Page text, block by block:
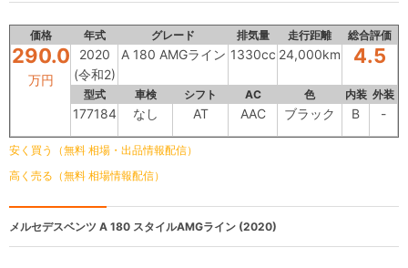
価格 年式 グレード 排気量 走行距離 総合評価
290.0
万円
2020
(令和2)
A 180 AMGライン 1330cc 24,000km 4.5
型式 車検 シフト AC 色 内装 外装
177184 なし AT AAC ブラック B -
安く買う（無料 相場・出品情報配信）
高く売る（無料 相場情報配信）
メルセデスベンツ A 180 スタイルAMGライン (2020)